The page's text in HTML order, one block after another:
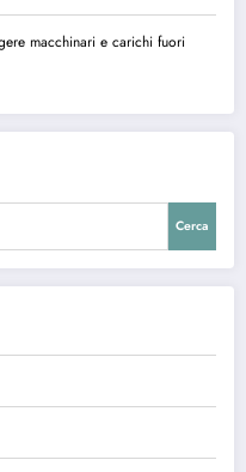
macchinari e carichi fuori
Cerca